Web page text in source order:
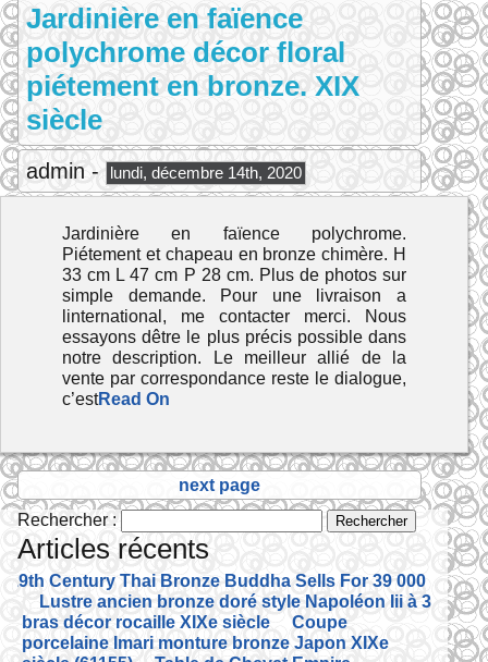
Jardinière en faïence
polychrome décor floral
piétement en bronze. XIX
siècle
admin - lundi, décembre 14th, 2020
Jardinière en faïence polychrome.
Piétement et chapeau en bronze chimère. H
33 cm L 47 cm P 28 cm. Plus de photos sur
simple demande. Pour une livraison a
linternational, me contacter merci. Nous
essayons dêtre le plus précis possible dans
notre description. Le meilleur allié de la
vente par correspondance reste le dialogue,
c’estRead On
next page
Rechercher :
Articles récents
19th Century Thai Bronze Buddha Sells For 39 000
Lustre ancien bronze doré style Napoléon Iii à 3
bras décor rocaille XIXe siècle
Coupe
porcelaine Imari monture bronze Japon XIXe